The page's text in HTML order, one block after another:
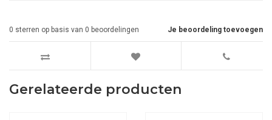
Je beoordeling toevoegen
0 sterren op basis van 0 beoordelingen
Gerelateerde producten